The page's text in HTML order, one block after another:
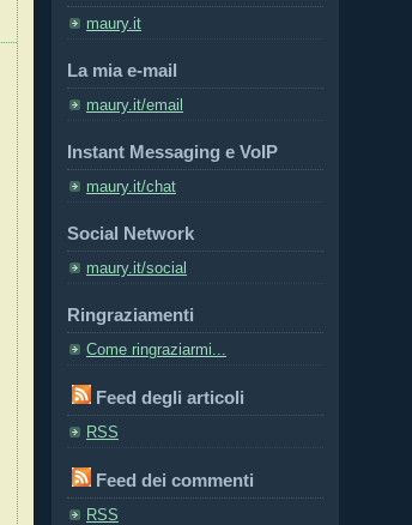
maury.it
La mia e-mail
maury.it/email
Instant Messaging e VoIP
maury.it/chat
Social Network
maury.it/social
Ringraziamenti
Come ringraziarmi...
Feed degli articoli
RSS
Feed dei commenti
RSS